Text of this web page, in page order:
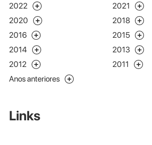
2022
2021
2020
2018
2016
2015
2014
2013
2012
2011
Anos anteriores
Links